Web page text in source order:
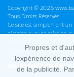
Copyright © 2026
Tous Droits Réservés.
Ce site est simplement
n'avons aucune relation
avant d'effectuer toute
ou des omissions dans
Mentions Légales
Propres et
lexpérience de
de la publicité.